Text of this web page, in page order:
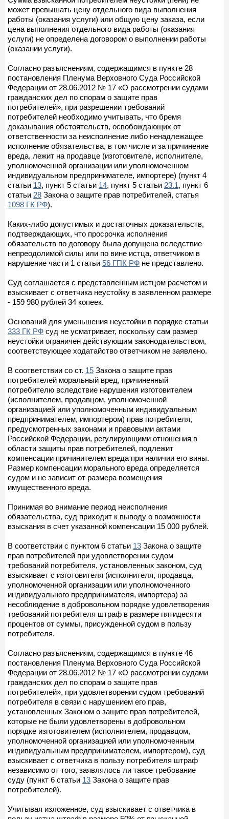
может превышать цену отдельного вида выполнения
работы (оказания услуги) или общую цену заказа, если
цена выполнения отдельного вида работы (оказания
услуги) не определена договором о выполнении работы
(оказании услуги).
Согласно разъяснениям, содержащимся в пункте 28
постановления Пленума Верховного Суда Российской
Федерации от 28.06.2012 № 17 «О рассмотрении судами
гражданских дел по спорам о защите прав
потребителей», при разрешении требований
потребителей необходимо учитывать, что бремя
доказывания обстоятельств, освобождающих от
ответственности за неисполнение либо ненадлежащее
исполнение обязательства, в том числе и за причинение
вреда, лежит на продавце (изготовителе, исполнителе,
уполномоченной организации или уполномоченном
индивидуальном предпринимателе, импортере) (пункт 4
статьи 13, пункт 5 статьи 14, пункт 5 статьи 23.1, пункт 6
статьи 28 Закона о защите прав потребителей, статья
1098 ГК РФ).
Каких-либо допустимых и достаточных доказательств,
подтверждающих, что просрочка исполнения
обязательств по договору была допущена вследствие
непреодолимой силы или по вине истца, ответчиком в
нарушение части 1 статьи 56 ГПК РФ не представлено.
Суд соглашается с представленным истцом расчетом и
взыскивает с ответчика неустойку в заявленном размере
- 159 980 рублей 34 копеек.
Оснований для уменьшения неустойки в порядке статьи
333 ГК РФ суд не усматривает, поскольку сам размер
неустойки ограничен действующим законодательством,
соответствующее ходатайство ответчиком не заявлено.
В соответствии со ст. 15 Закона о защите прав
потребителей моральный вред, причиненный
потребителю вследствие нарушения изготовителем
(исполнителем, продавцом, уполномоченной
организацией или уполномоченным индивидуальным
предпринимателем, импортером) прав потребителя,
предусмотренных законами и правовыми актами
Российской Федерации, регулирующими отношения в
области защиты прав потребителей, подлежит
компенсации причинителем вреда при наличии его вины.
Размер компенсации морального вреда определяется
судом и не зависит от размера возмещения
имущественного вреда.
Принимая во внимание период неисполнения
обязательства, суд приходит к выводу о возможности
взыскания в счет указанной компенсации 15 000 рублей.
В соответствии с пунктом 6 статьи 13 Закона о защите
прав потребителей при удовлетворении судом
требований потребителя, установленных законом, суд
взыскивает с изготовителя (исполнителя, продавца,
уполномоченной организации или уполномоченного
индивидуального предпринимателя, импортера) за
несоблюдение в добровольном порядке удовлетворения
требований потребителя штраф в размере пятидесяти
процентов от суммы, присужденной судом в пользу
потребителя.
Согласно разъяснениям, содержащимся в пункте 46
постановления Пленума Верховного Суда Российской
Федерации от 28.06.2012 № 17 «О рассмотрении судами
гражданских дел по спорам о защите прав
потребителей», при удовлетворении судом требований
потребителя в связи с нарушением его прав,
установленных Законом о защите прав потребителей,
которые не были удовлетворены в добровольном
порядке изготовителем (исполнителем, продавцом,
уполномоченной организацией или уполномоченным
индивидуальным предпринимателем, импортером), суд
взыскивает с ответчика в пользу потребителя штраф
независимо от того, заявлялось ли такое требование
суду (пункт 6 статьи 13 Закона о защите прав
потребителей).
Учитывая изложенное, суд взыскивает с ответчика в